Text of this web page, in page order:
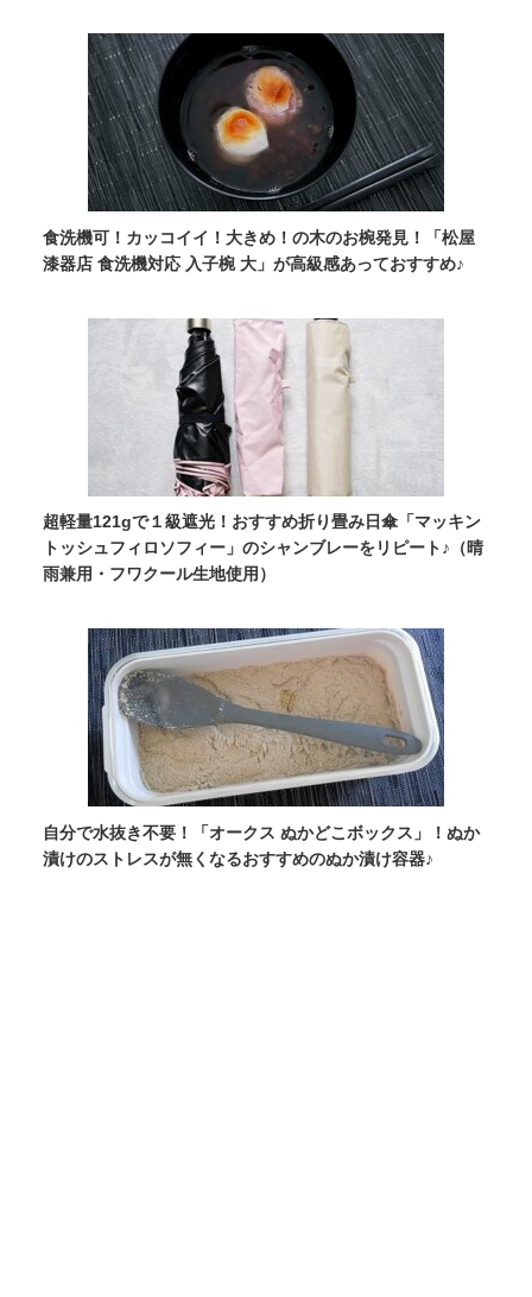
食洗機可！カッコイイ！大きめ！の木のお椀発見！「松屋
漆器店 食洗機対応 入子椀 大」が高級感あっておすすめ♪
超軽量121gで１級遮光！おすすめ折り畳み日傘「マッキン
トッシュフィロソフィー」のシャンブレーをリピート♪（晴
雨兼用・フワクール生地使用）
自分で水抜き不要！「オークス ぬかどこボックス」！ぬか
漬けのストレスが無くなるおすすめのぬか漬け容器♪